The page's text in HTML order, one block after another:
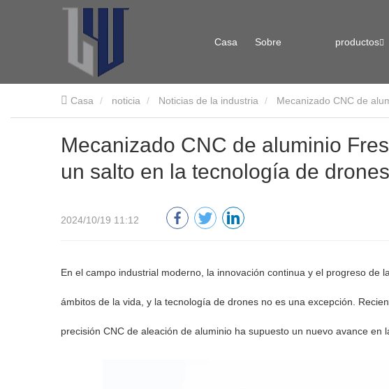
Casa Sobre productos
Casa noticia Noticias de la industria Mecanizado CNC de
Mecanizado CNC de aluminio
un salto en la tecnología de drones
2024/10/19 11:12
En el campo industrial moderno, la innovación continua y el progreso de
ámbitos de la vida, y la tecnología de drones no es una excepción.
precisión CNC de aleación de aluminio ha supuesto un nuevo avance en